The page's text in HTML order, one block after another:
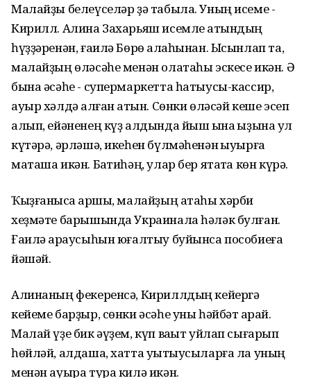
Малайҙы белеүселәр ҙә табыла. Уның исеме -
Кирилл. Алина Захарьяш исемле ҡатындың
һүҙҙәренән, ғаилә Бөрө ҡалаһынан. Ысынлап та,
малайҙың өләсәһе менән олатаһы эскесе икән. Ә
бына әсәһе - супермаркетта һатыусы-кассир,
ауыр хәлдә ҡалған ҡатын. Сөнки өләсәй кеше эсеп
алып, ейәненең күҙ алдында йыш ҡына ҡыҙына ҡул
күтәрә, әрләшә, икеһен бүлмәһенән ҡыуырға
маташа икән. Баҡтиһәң, улар бер ятаҡта көн күрә.
Ҡыҙғанысҡа ҡаршы, малайҙың атаһы хәрби
хеҙмәте барышында Украинала һәләк булған.
Ғаилә ҡараусыһын юғалтыу буйынса пособиеға
йәшәй.
Алинаның фекеренсә, Кириллдың кейергә
кейеме барҙыр, сөнки әсәһе уны һәйбәт ҡарай.
Малай үҙе бик әүҙем, күп ваҡыт уйлап сығарып
һөйләй, алдаша, хатта уҡытыусыларға ла уның
менән ауыра тура килә икән.